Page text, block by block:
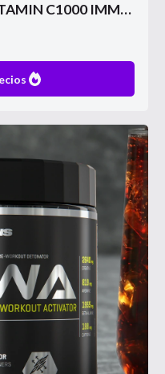
GREENDAY®PROVEG VITAMIN C1000 IMMUNO FORTE